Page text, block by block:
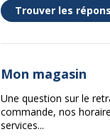
Trouver les
Mon magasin
Une question sur le
commande, nos
services...